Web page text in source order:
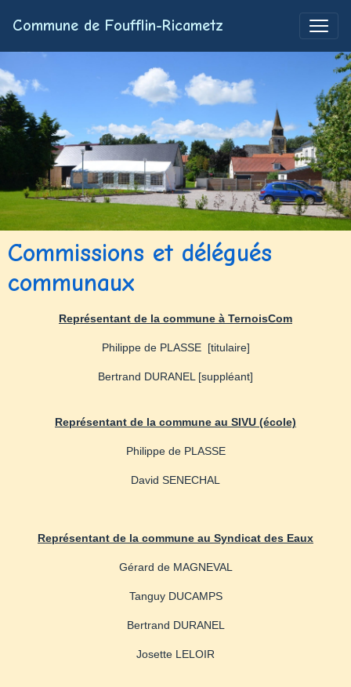
Commune de Foufflin-Ricametz
Commissions et délégués
communaux
Représentant de la commune à TernoisCom
Philippe de PLASSE [titulaire]
Bertrand DURANEL [suppléant]
Représentant de la commune au SIVU (école)
Philippe de PLASSE
David SENECHAL
Représentant de la commune au Syndicat des Eaux
Gérard de MAGNEVAL
Tanguy DUCAMPS
Bertrand DURANEL
Josette LELOIR